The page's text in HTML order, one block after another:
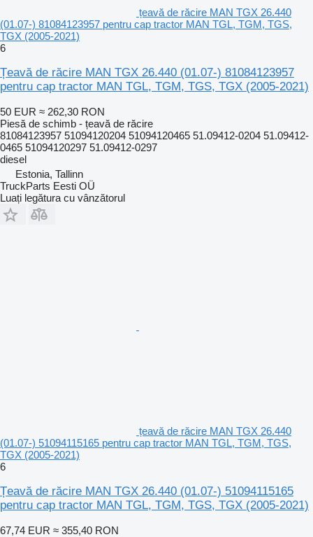
țeavă de răcire MAN TGX 26.440
(01.07-) 81084123957 pentru cap tractor MAN TGL, TGM, TGS,
TGX (2005-2021)
6
Țeavă de răcire MAN TGX 26.440 (01.07-) 81084123957
pentru cap tractor MAN TGL, TGM, TGS, TGX (2005-2021)
50 EUR ≈ 262,30 RON
Piesă de schimb - țeavă de răcire
81084123957 51094120204 51094120465 51.09412-0204 51.09412-
0465 51094120297 51.09412-0297
diesel
Estonia, Tallinn
TruckParts Eesti OÜ
Luați legătura cu vânzătorul
țeavă de răcire MAN TGX 26.440
(01.07-) 51094115165 pentru cap tractor MAN TGL, TGM, TGS,
TGX (2005-2021)
6
Țeavă de răcire MAN TGX 26.440 (01.07-) 51094115165
pentru cap tractor MAN TGL, TGM, TGS, TGX (2005-2021)
67,74 EUR ≈ 355,40 RON